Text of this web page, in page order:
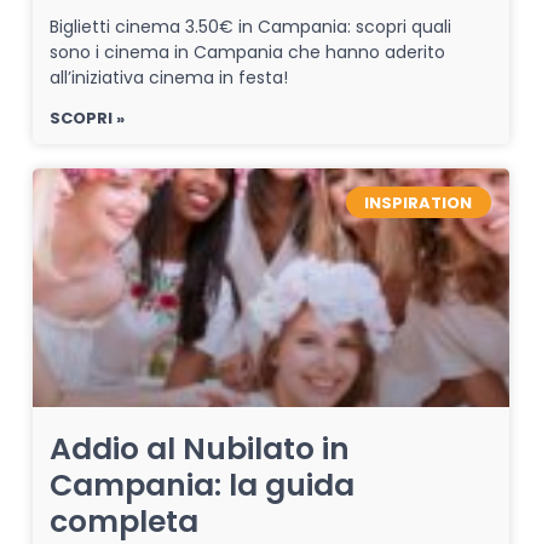
Biglietti cinema 3.50€ in Campania: scopri quali
sono i cinema in Campania che hanno aderito
all’iniziativa cinema in festa!
SCOPRI »
INSPIRATION
Addio al Nubilato in
Campania: la guida
completa